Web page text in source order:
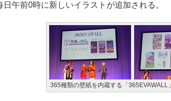
日午前0時に新しいイラストが追加される。
365種類の壁紙を内蔵する「365EVAWALL」